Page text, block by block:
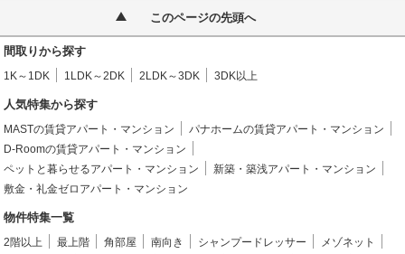
このページの先頭へ
間取りから探す
1K～1DK 1LDK～2DK 2LDK～3DK 3DK以上
人気特集から探す
MASTの賃貸アパート・マンション
パナホームの賃貸アパート・マンション
D-Roomの賃貸アパート・マンション
ペットと暮らせるアパート・マンション
新築・築浅アパート・マンション
敷金・礼金ゼロアパート・マンション
物件特集一覧
2階以上 最上階 角部屋 南向き シャンプードレッサー
メゾネット